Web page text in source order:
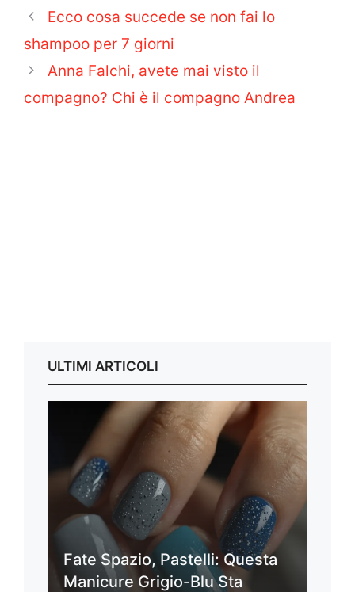
Ecco cosa succede se non fai lo
shampoo per 7 giorni
Anna Falchi, avete mai visto il
compagno? Chi è il compagno Andrea
ULTIMI ARTICOLI
Fate Spazio, Pastelli: Questa
Manicure Grigio-Blu Sta